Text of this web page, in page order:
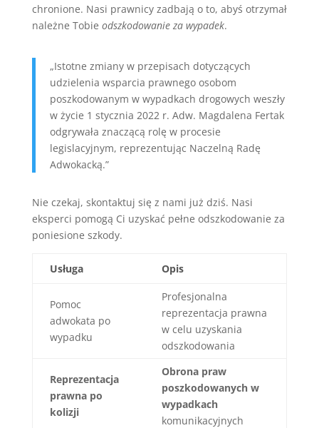
chronione. Nasi prawnicy zadbają o to, abyś otrzymał
należne Tobie odszkodowanie za wypadek.
„Istotne zmiany w przepisach dotyczących
udzielenia wsparcia prawnego osobom
poszkodowanym w wypadkach drogowych weszły
w życie 1 stycznia 2022 r. Adw. Magdalena Fertak
odgrywała znaczącą rolę w procesie
legislacyjnym, reprezentując Naczelną Radę
Adwokacką.”
Nie czekaj, skontaktuj się z nami już dziś. Nasi
eksperci pomogą Ci uzyskać pełne odszkodowanie za
poniesione szkody.
Usługa Opis
Pomoc
adwokata po
wypadku
Profesjonalna
reprezentacja prawna
w celu uzyskania
odszkodowania
Reprezentacja
prawna po
kolizji
Obrona praw
poszkodowanych w
wypadkach
komunikacyjnych